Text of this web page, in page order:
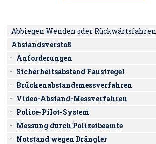
Abbiegen Wenden oder Rückwärtsfahren
Abstandsverstoß
Anforderungen
Sicherheitsabstand Faustregel
Brückenabstandsmessverfahren
Video-Abstand-Messverfahren
Police-Pilot-System
Messung durch Polizeibeamte
Notstand wegen Drängler